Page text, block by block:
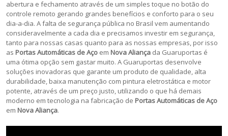
abertura e fechamento através de um simples toque no botão do
controle remoto gerando grandes benefícios e conforto para o seu
dia-a-dia. A falta de segurança pública no Brasil vem aumentando
consideravelmente a cada dia e precisamos investir em segurança,
tanto para nossas casas quanto para as nossas empresas, por isso
as Portas Automáticas de Aço em Nova Aliança da Guaruportas é
uma ótima opção sem gastar muito. A Guaruportas desenvolve
soluções inovadoras que garante um produto de qualidade, alta
durabilidade, baixa manutenção com pintura eletrostática e motor
potente, através de um preço justo, utilizando o que há demais
moderno em tecnologia na fabricação de Portas Automáticas de Aço
em Nova Aliança.